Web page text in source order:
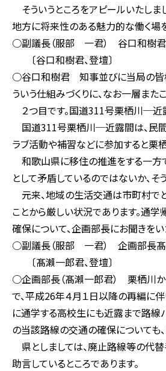
そういうところをアピールいたしま
地方に将来性のある魅力的な働く場
○副議長（服部 一君） 谷口和樹君
〔谷口和樹君、登壇〕
○谷口和樹君 知事並びに当局の皆様
ういう仕組みづくりに、なお一層また
２つ目です。国道311号栗栖川─近
国道311号栗栖川─近露間は、民
ラブ活動や補習などに参加すると栗
和歌山県に移住の推進をする一方
として矛盾しているのではないか、
元来、地域の生活交通は市町村で
ことから厳しい状況であります。通
確保について、企画部長にお聞きをい
○副議長（服部 一君） 企画部長髙
〔髙瀨一郎君、登壇〕
○企画部長（髙瀨一郎君） 栗栖川
で、平成26年４月１日以降の再編に
に通学する高校生にも近露まで路線
の当該路線の交通の確保についても
県としましては、廃止路線等の代
助言しているところであります。